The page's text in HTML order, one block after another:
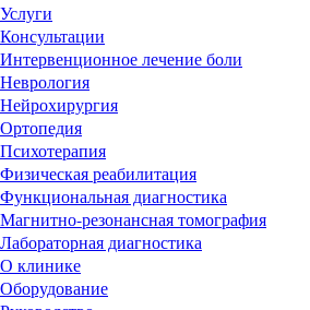
Услуги
Консультации
Интервенционное лечение боли
Неврология
Нейрохирургия
Ортопедия
Психотерапия
Физическая реабилитация
Функциональная диагностика
Магнитно-резонансная томография
Лабораторная диагностика
О клинике
Оборудование